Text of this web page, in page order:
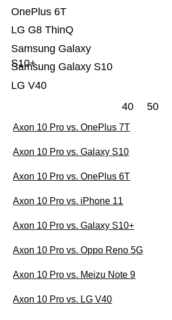
LG V40
Samsung Galaxy S10
Samsung Galaxy
S10+
LG G8 ThinQ
OnePlus 6T
40 50
Axon 10 Pro vs. OnePlus 7T
Axon 10 Pro vs. Galaxy S10
Axon 10 Pro vs. OnePlus 6T
Axon 10 Pro vs. iPhone 11
Axon 10 Pro vs. Galaxy S10+
Axon 10 Pro vs. Oppo Reno 5G
Axon 10 Pro vs. Meizu Note 9
Axon 10 Pro vs. LG V40